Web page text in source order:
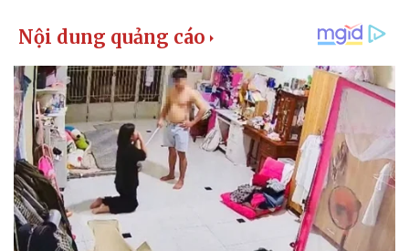
Kinh tế
Khởi nghiệp
Tiêu dùng
Tỷ giá
Chứng khoán
Giá cà phê